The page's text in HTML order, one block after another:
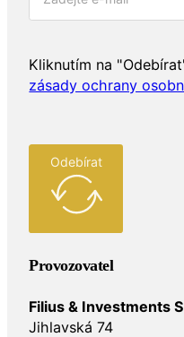
Kliknutím na
zásady ochrany
Odebírat
Provozovatel
Filius & Investments
Jihlavská 74